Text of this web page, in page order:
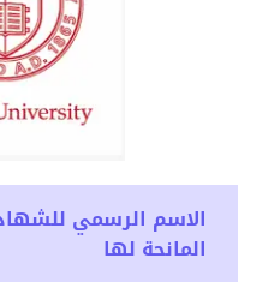
الاسم الرسمي
المانحة لها